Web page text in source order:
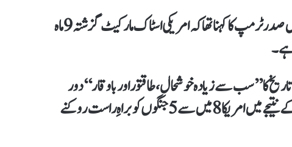
سوشل میڈیا پلیٹ فارم ’ٹرتھ سوشل‘ پر جاری اپنے بیان میں صدر ٹرمپ کا کہنا تھا کہ امریکی اسٹاک مارکیٹ گزشتہ 9 ماہ
کا ’’سب سے زیادہ خوشحال، طاقتور اور باوقار‘‘ دور
ثابت ہو رہا ہے۔ انہوں نے دعویٰ کیا کہ ٹیرف کے اثرات کے نتیجے میں امریکا 8 میں سے 5 جنگوں کو براہِ راست روکنے